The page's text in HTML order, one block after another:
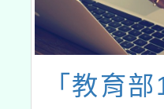
「教育